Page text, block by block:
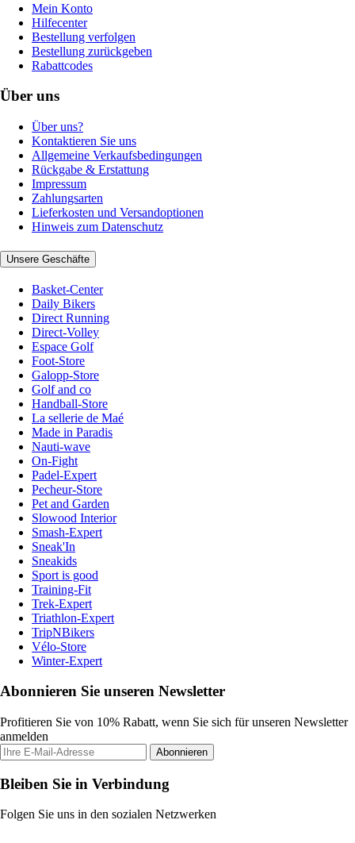
Mein Konto
Hilfecenter
Bestellung verfolgen
Bestellung zurückgeben
Rabattcodes
Über uns
Über uns?
Kontaktieren Sie uns
Allgemeine Verkaufsbedingungen
Rückgabe & Erstattung
Impressum
Zahlungsarten
Lieferkosten und Versandoptionen
Hinweis zum Datenschutz
Unsere Geschäfte
Basket-Center
Daily Bikers
Direct Running
Direct-Volley
Espace Golf
Foot-Store
Galopp-Store
Golf and co
Handball-Store
La sellerie de Maé
Made in Paradis
Nauti-wave
On-Fight
Padel-Expert
Pecheur-Store
Pet and Garden
Slowood Interior
Smash-Expert
Sneak'In
Sneakids
Sport is good
Training-Fit
Trek-Expert
Triathlon-Expert
TripNBikers
Vélo-Store
Winter-Expert
Abonnieren Sie unseren Newsletter
Profitieren Sie von 10% Rabatt, wenn Sie sich für unseren Newsletter
anmelden
Abonnieren
Bleiben Sie in Verbindung
Folgen Sie uns in den sozialen Netzwerken